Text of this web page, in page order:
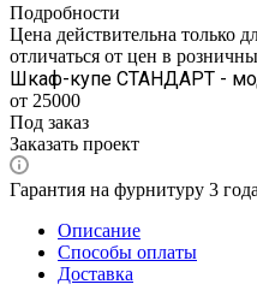
Подробности
Цена действительна только
отличаться от цен в
Шкаф-купе СТАНДАРТ -
от 25000
Под заказ
Заказать проект
Гарантия на фурнитуру 3 года
Описание
Способы оплаты
Доставка